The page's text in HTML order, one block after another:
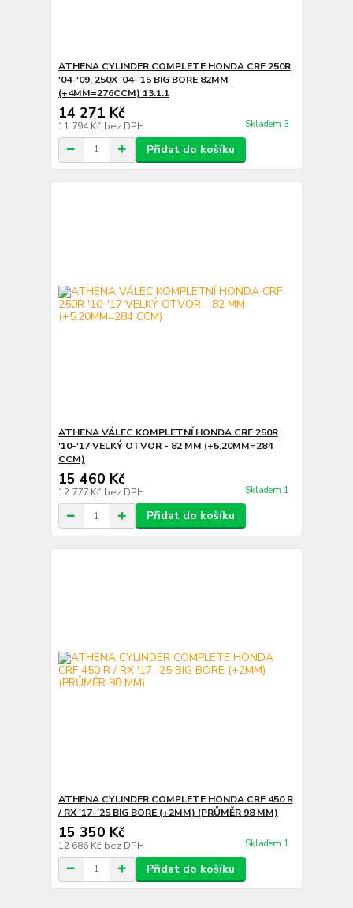
ATHENA CYLINDER COMPLETE HONDA CRF 250R
'04-'09, 250X '04-'15 BIG BORE 82MM
(+4MM=276CCM) 13.1:1
14 271 Kč
11 794 Kč bez DPH Skladem 3
Přidat do košíku
ATHENA VÁLEC KOMPLETNÍ HONDA CRF 250R
'10-'17 VELKÝ OTVOR - 82 MM (+5.20MM=284
CCM)
15 460 Kč
12 777 Kč bez DPH Skladem 1
Přidat do košíku
ATHENA CYLINDER COMPLETE HONDA CRF 450 R
/ RX '17-'25 BIG BORE (+2MM) (PRŮMĚR 98 MM)
15 350 Kč
12 686 Kč bez DPH Skladem 1
Přidat do košíku